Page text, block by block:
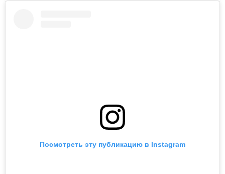
Посмотреть эту публикацию в Instagram